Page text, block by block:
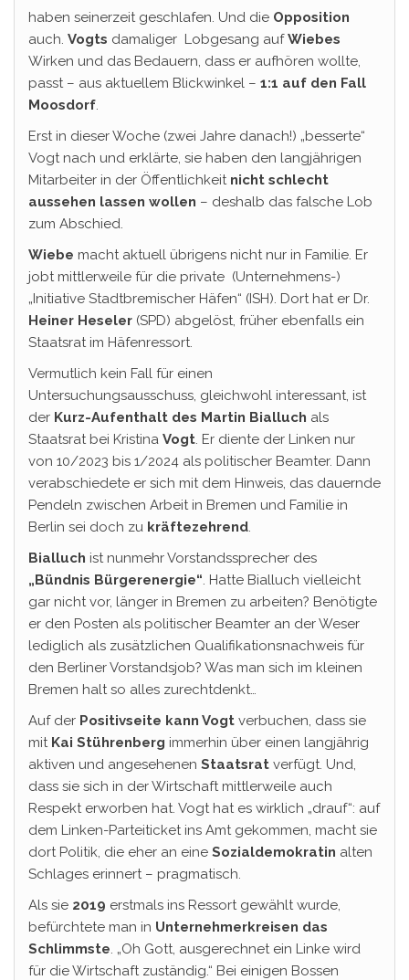
haben seinerzeit geschlafen. Und die Opposition
auch. Vogts damaliger Lobgesang aufWiebes
Wirken und das Bedauern, dass er aufhören wollte,
passt – aus aktuellem Blickwinkel – 1:1 auf den Fall
Moosdorf.
Erst in dieser Woche (zwei Jahre danach!) „besserte“
Vogt nach und erklärte, sie haben den langjährigen
Mitarbeiter in der Öffentlichkeit nicht schlecht
aussehen lassen wollen – deshalb das falsche Lob
zum Abschied.
Wiebe macht aktuell übrigens nicht nur in Familie. Er
jobt mittlerweile für die private (Unternehmens-)
„Initiative Stadtbremischer Häfen“ (ISH). Dort hat er Dr.
Heiner Heseler (SPD) abgelöst, früher ebenfalls ein
Staatsrat im Häfenressort.
Vermutlich kein Fall für einen
Untersuchungsausschuss, gleichwohl interessant, ist
der Kurz-Aufenthalt des Martin Bialluch als
Staatsrat bei Kristina Vogt. Er diente der Linken nur
von 10/2023 bis 1/2024 als politischer Beamter. Dann
verabschiedete er sich mit dem Hinweis, das dauernde
Pendeln zwischen Arbeit in Bremen und Familie in
Berlin sei doch zu kräftezehrend.
Bialluch ist nunmehr Vorstandssprecher des
„Bündnis Bürgerenergie“. Hatte Bialluch vielleicht
gar nicht vor, länger in Bremen zu arbeiten? Benötigte
er den Posten als politischer Beamter an der Weser
lediglich als zusätzlichen Qualifikationsnachweis für
den Berliner Vorstandsjob? Was man sich im kleinen
Bremen halt so alles zurechtdenkt…
Auf der Positivseite kann Vogt verbuchen, dass sie
mit Kai Stührenberg immerhin über einen langjährig
aktiven und angesehenen Staatsrat verfügt. Und,
dass sie sich in der Wirtschaft mittlerweile auch
Respekt erworben hat. Vogt hat es wirklich „drauf“: auf
dem Linken-Parteiticket ins Amt gekommen, macht sie
dort Politik, die eher an eine Sozialdemokratin alten
Schlages erinnert – pragmatisch.
Als sie 2019 erstmals ins Ressort gewählt wurde,
befürchtete man in Unternehmerkreisen das
Schlimmste. „Oh Gott, ausgerechnet ein Linke wird
für die Wirtschaft zuständig.“ Bei einigen Bossen